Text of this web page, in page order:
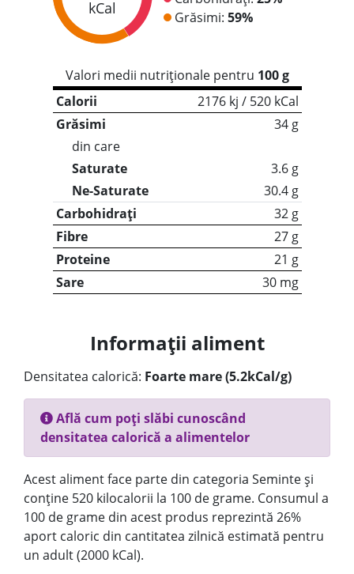
kCal
Grăsimi: 59%
Valori medii nutriționale pentru 100 g
Calorii
2176 kj / 520 kCal
Grăsimi
34 g
din care
Saturate
3.6 g
Ne-Saturate
30.4 g
Carbohidrați
32 g
Fibre
27 g
Proteine
21 g
Sare
30 mg
Informații aliment
Densitatea calorică: Foarte mare (5.2kCal/g)
Află cum poți slăbi cunoscând
densitatea calorică a alimentelor
Acest aliment face parte din categoria Seminte și
conține 520 kilocalorii la 100 de grame. Consumul a
100 de grame din acest produs reprezintă 26%
aport caloric din cantitatea zilnică estimată pentru
un adult (2000 kCal).